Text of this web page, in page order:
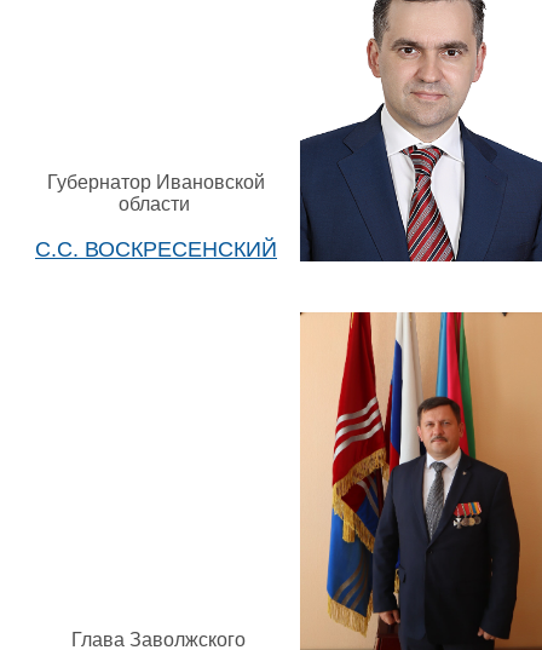
Губернатор Ивановской
области
С.С. ВОСКРЕСЕНСКИЙ
Глава Заволжского